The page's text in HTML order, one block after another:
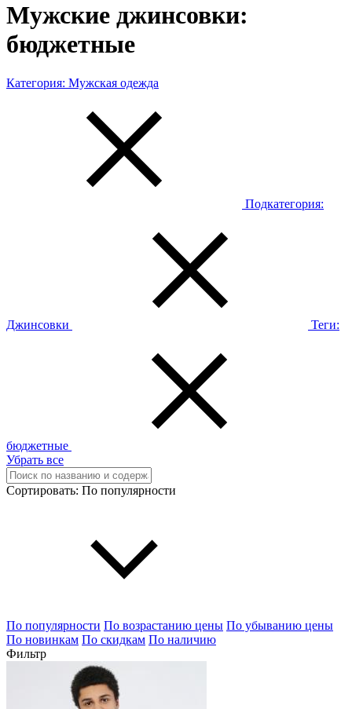
Мужские джинсовки:
бюджетные
Категория: Мужская одежда
Подкатегория:
Джинсовки Теги:
бюджетные
Убрать все
Сортировать: По популярности
По популярности По возрастанию цены По убыванию цены
По новинкам По скидкам По наличию
Фильтр